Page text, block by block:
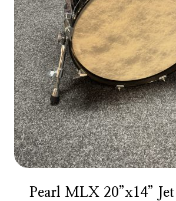
Pearl MLX 20”x14”